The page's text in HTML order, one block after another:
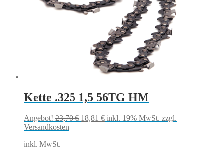
Kette .325 1,5 56TG HM
Angebot! 23,70€ Ursprünglicher
18,81 €Aktueller
inkl. 19% MwSt. zzgl.
Versandkosten
inkl. MwSt.